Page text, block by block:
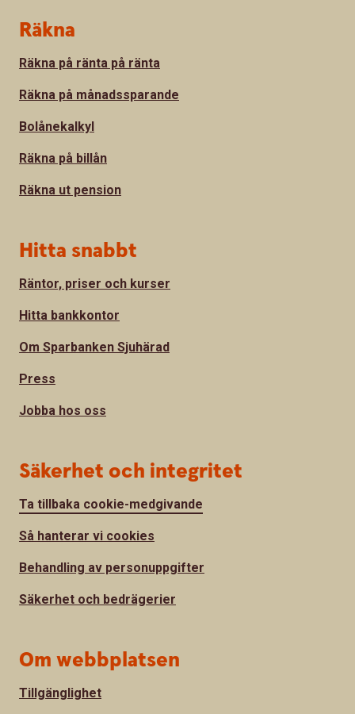
Sidfot
Räkna
Räkna på ränta på ränta
Räkna på månadssparande
Bolånekalkyl
Räkna på billån
Räkna ut pension
Hitta snabbt
Räntor, priser och kurser
Hitta bankkontor
Om Sparbanken Sjuhärad
Press
Jobba hos oss
Säkerhet och integritet
Ta tillbaka cookie-medgivande
Så hanterar vi cookies
Behandling av personuppgifter
Säkerhet och bedrägerier
Om webbplatsen
Tillgänglighet